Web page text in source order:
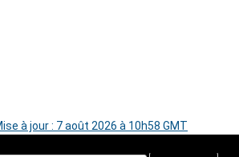
à jour : 7 août 2026 à 10h58 GMT